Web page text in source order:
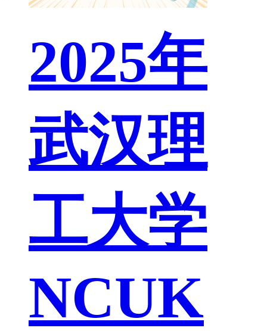
2025年
武汉理
工大学
NCUK